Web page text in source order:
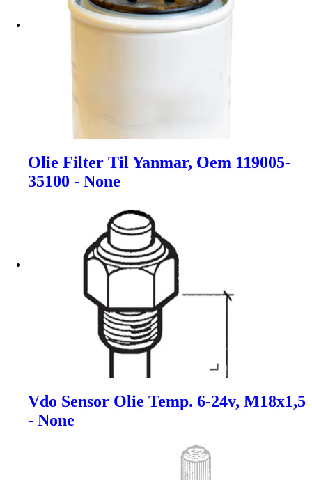
Olie Filter Til Yanmar, Oem 119005-
35100 - None
Vdo Sensor Olie Temp. 6-24v, M18x1,5
- None